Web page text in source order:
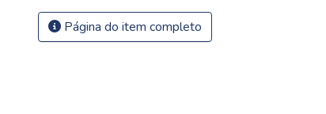
Página do item completo